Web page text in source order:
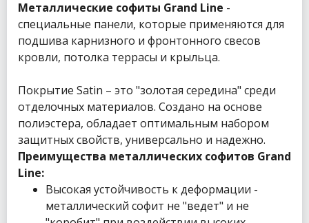
Металлические софиты Grand Line -
специальные панели, которые применяются для
подшива карнизного и фронтонного свесов
кровли, потолка террасы и крыльца.
Покрытие Satin – это "золотая середина" среди
отделочных материалов. Создано на основе
полиэстера, обладает оптимальным набором
защитных свойств, универсально и надежно.
Преимущества металлических софитов Grand
Line:
Высокая устойчивость к деформации -
металлический софит не "ведет" и не